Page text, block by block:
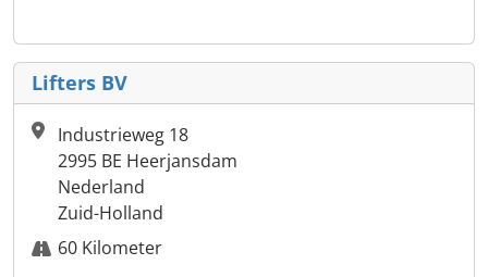
Lifters BV
Industrieweg 18
2995 BE Heerjansdam
Nederland
Zuid-Holland
60 Kilometer